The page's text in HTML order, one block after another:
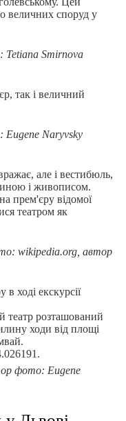
величних споруд у
: Tetiana Smirnova
так і величний
: Eugene Naryvsky
але і вестибюль,
і живописом.
прем'єру відомої
театром як
wikipedia.org, автор
ході екскурсії
театр розташований
ходи від площі
фото: Eugene